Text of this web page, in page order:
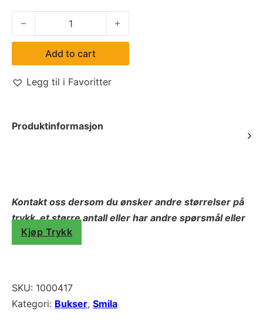
Adam Trousers quantity
Add to cart
Legg til i Favoritter
Produktinformasjon
Kontakt oss dersom du ønsker andre størrelser på
trykk, et større antall eller har andre spørsmål eller
behov.
Kjøp Trykk
SKU: 1000417
Kategori: Bukser, Smila